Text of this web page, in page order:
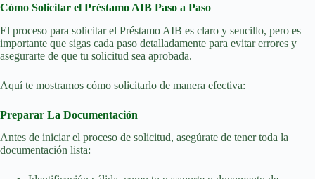
Cómo Solicitar el Préstamo AIB Paso a Paso
El proceso para solicitar el Préstamo AIB es claro y sencillo, pero es
importante que sigas cada paso detalladamente para evitar errores y
asegurarte de que tu solicitud sea aprobada.
Aquí te mostramos cómo solicitarlo de manera efectiva:
Preparar La Documentación
Antes de iniciar el proceso de solicitud, asegúrate de tener toda la
documentación lista: